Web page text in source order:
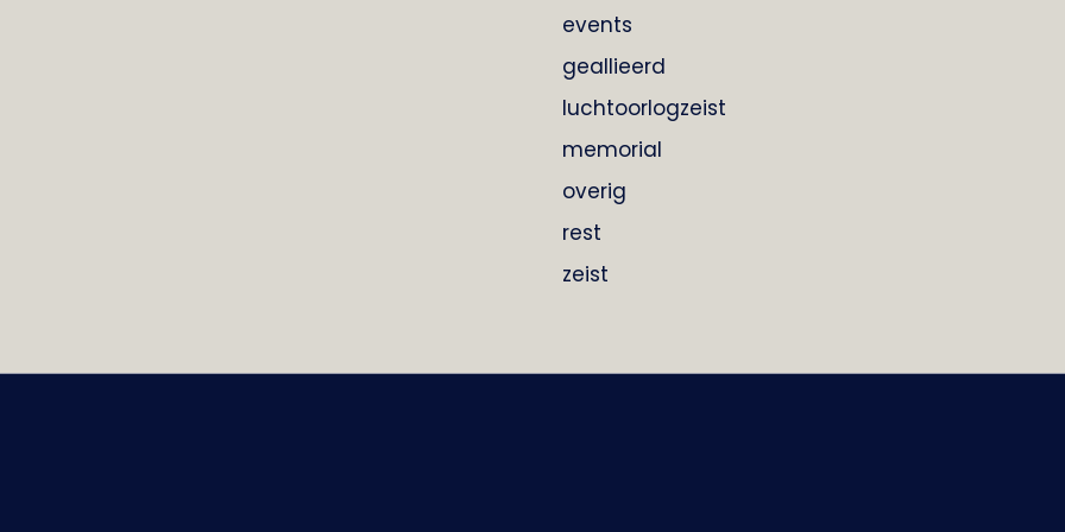
events
geallieerd
luchtoorlogzeist
memorial
overig
rest
zeist